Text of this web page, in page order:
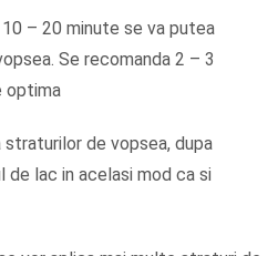
– 20 minute se va putea
Se recomanda 2 – 3
optima
straturilor de vopsea, dupa
de lac in acelasi mod ca si